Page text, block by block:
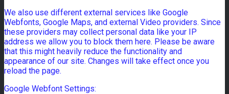
We also use different external services like Google
Webfonts, Google Maps, and external Video providers. Since
these providers may collect personal data like your IP
address we allow you to block them here. Please be aware
that this might heavily reduce the functionality and
appearance of our site. Changes will take effect once you
reload the page.
Google Webfont Settings: